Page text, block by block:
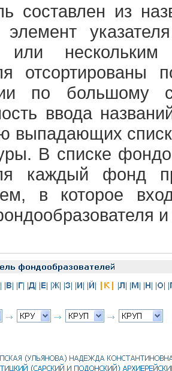
составлен из
или
отсортированы
по большому
ввода
выпадающих
В списке
каждый фонд
в которое